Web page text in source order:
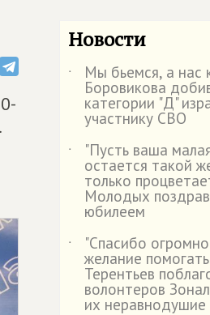
Новости
˙ Мы бьемся, а нас
Боровикова
категории "Д"
участнику СВО
˙
"Пусть ваша
остается такой
только
Молодых
юбилеем
˙
"Спасибо
желание
Терентьев
волонтеров
их неравнодушие